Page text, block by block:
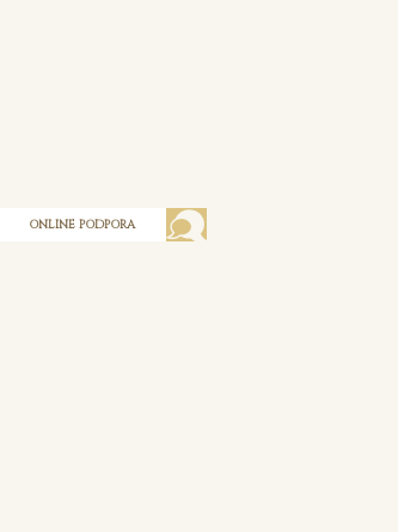
ONLINE PODPORA